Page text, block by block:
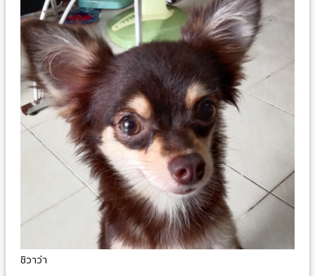
ชิวาว่า